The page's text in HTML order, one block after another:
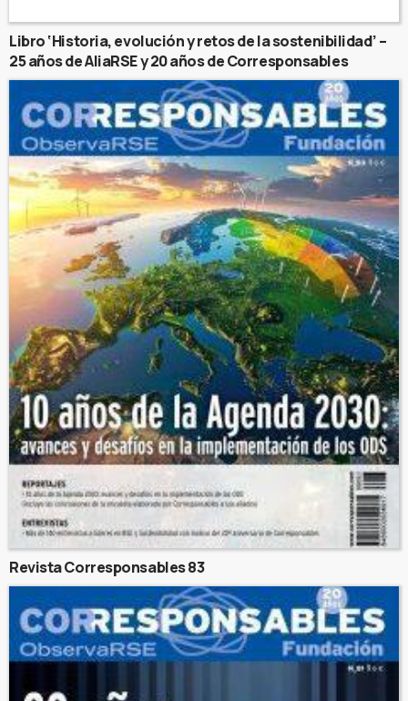
Libro ‘Historia, evolución y retos de la sostenibilidad’ –
25 años de AliaRSE y 20 años de Corresponsables
Revista Corresponsables 83